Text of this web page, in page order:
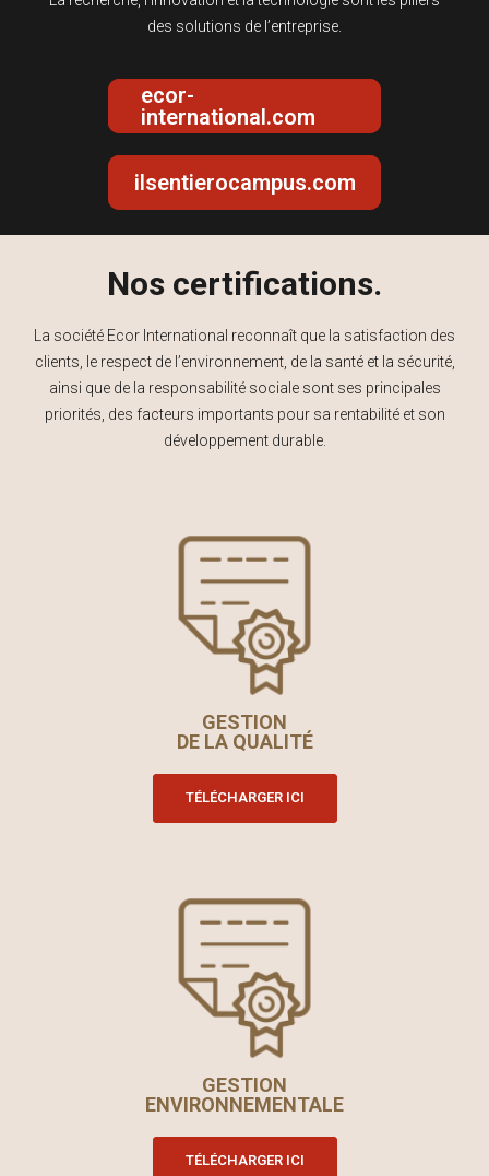
des solutions de l’entreprise.
ecor-
international.com
ilsentierocampus.com
Nos certifications.
La société Ecor International reconnaît que la satisfaction des
clients, le respect de l’environnement, de la santé et la sécurité,
ainsi que de la responsabilité sociale sont ses principales
priorités, des facteurs importants pour sa rentabilité et son
développement durable.
GESTION
DE LA QUALITÉ
TÉLÉCHARGER ICI
GESTION
ENVIRONNEMENTALE
TÉLÉCHARGER ICI